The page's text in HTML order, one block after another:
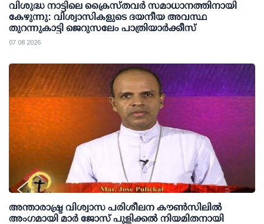
വിശുദ്ധ നാട്ടിലെ ക്രൈസ്തവർ സമാധാനത്തിനായി
കേഴുന്നു: വിശ്വാസികളുടെ ദയനീയ അവസ്ഥ
തുറന്നുകാട്ടി ജെറുസലേം പാത്രിയാർക്കീസ്
07 08 2026
അന്താരാഷ്ട്ര വിശ്വാസ പരിശീലന കൗണ്‍സിലില്‍
അംഗമായി മാര്‍ ജോസ് പുളിക്കല്‍ നിയമിതനായി